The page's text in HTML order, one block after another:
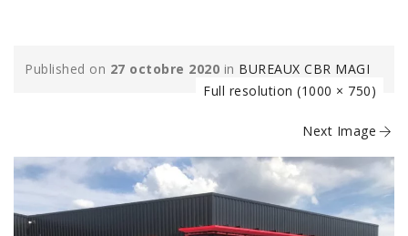
Published on 27 octobre 2020 in BUREAUX CBR MAGI
Full resolution (1000 × 750)
Next Image